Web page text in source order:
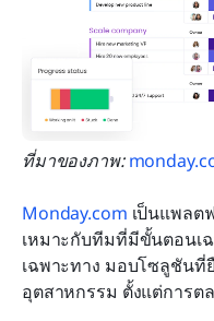
ที่มาของภาพ:
Monday.com เป็นแพลต
เหมาะกับทีมที่มีขั้นตอนเ
เฉพาะทาง มอบโซลูชัน
อุตสาหกรรม ตั้งแต่การต